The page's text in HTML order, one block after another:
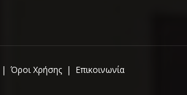
| Όροι Χρήσης | Επικοινωνία